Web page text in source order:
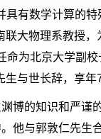
有数学计算的特
大物理系教授，
命为北京大学副
与世长辞，享年
博的知识和严谨
他与郭敦仁先生